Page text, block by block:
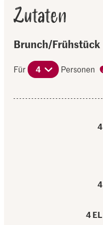
Zutaten
Brunch/Frühstück
Für 4 Personen
4
4
4 EL